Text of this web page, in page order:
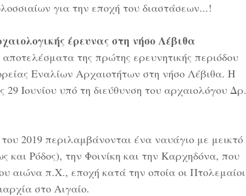
για την εποχή του διαστάσεων...!
έρευνας στη νήσο Λέβιθα
της πρώτης ερευνητικής περιόδου
Εναλίων Αρχαιοτήτων στη νήσο Λέβιθα. Η
Ιουνίου υπό τη διεύθυνση του αρχαιολόγου Δρ.
2019 περιλαμβάνονται ένα ναυάγιο με μεικτό
Ρόδος), την Φοινίκη και την Καρχηδόνα, που
αιώνα π.Χ., εποχή κατά την οποία οι Πτολεμαίοι
στο Αιγαίο.